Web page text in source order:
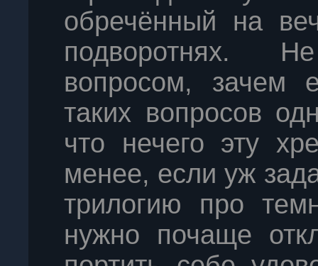
обречённый на
подворотнях.
вопросом,
таких вопросов
что нечего эту
менее, если уж
трилогию про
нужно почаще